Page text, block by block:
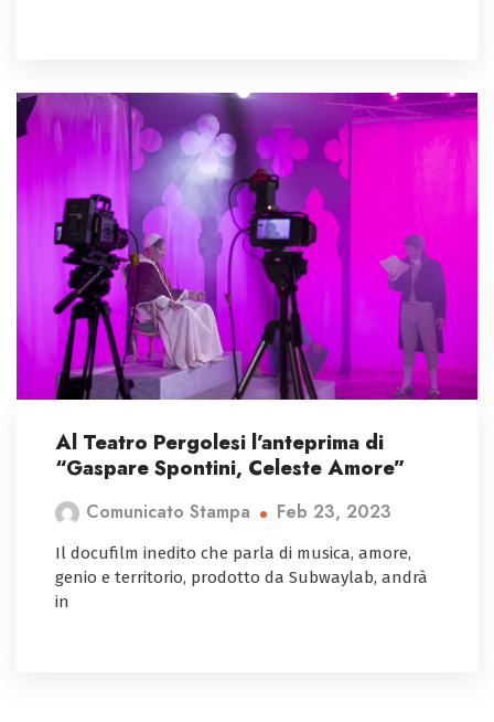
Al Teatro Pergolesi l’anteprima di
“Gaspare Spontini, Celeste Amore”
Comunicato Stampa Feb 23, 2023
Il docufilm inedito che parla di musica, amore,
genio e territorio, prodotto da Subwaylab, andrà
in